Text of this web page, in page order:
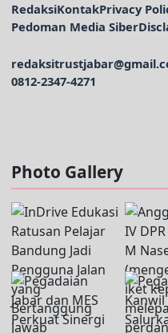
RedaksiKontakPrivacy
Pedoman Media Siber
0812-2347-4271
Photo Gallery